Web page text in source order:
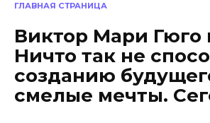
ГЛАВНАЯ СТРАНИЦА
Виктор Мари Гюго
Ничто так не
созданию
смелые мечты.